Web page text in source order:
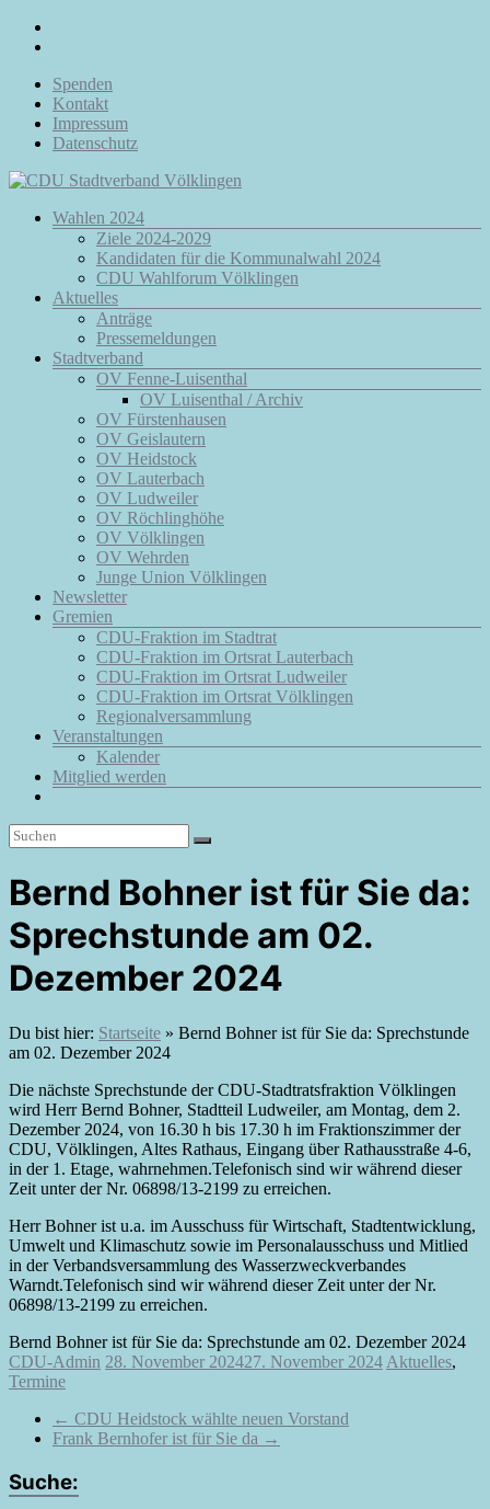
Zum
Inhalt
Spenden
Kontakt
Impressum
Datenschutz
CDU
Stadtverband
Völklingen
Euch.
Menü
Wahlen 2024
Ziele 2024-2029
Kandidaten für die Kommunalwahl 2024
CDU Wahlforum Völklingen
Aktuelles
Anträge
Pressemeldungen
Stadtverband
OV Fenne-Luisenthal
OV Luisenthal / Archiv
OV Fürstenhausen
OV Geislautern
OV Heidstock
OV Lauterbach
OV Ludweiler
OV Röchlinghöhe
OV Völklingen
OV Wehrden
Junge Union Völklingen
Newsletter
Gremien
CDU-Fraktion im Stadtrat
CDU-Fraktion im Ortsrat Lauterbach
CDU-Fraktion im Ortsrat Ludweiler
CDU-Fraktion im Ortsrat Völklingen
Regionalversammlung
Veranstaltungen
Kalender
Mitglied werden
Bernd Bohner ist für Sie da:
Sprechstunde am 02.
Dezember 2024
Du bist hier: Startseite » Bernd Bohner ist für Sie da: Sprechstunde
am 02. Dezember 2024
Die nächste Sprechstunde der CDU-Stadtratsfraktion Völklingen
wird Herr Bernd Bohner, Stadtteil Ludweiler, am Montag, dem 2.
Dezember 2024, von 16.30 h bis 17.30 h im Fraktionszimmer der
CDU, Völklingen, Altes Rathaus, Eingang über Rathausstraße 4-6,
in der 1. Etage, wahrnehmen.Telefonisch sind wir während dieser
Zeit unter der Nr. 06898/13-2199 zu erreichen.
Herr Bohner ist u.a. im Ausschuss für Wirtschaft, Stadtentwicklung,
Umwelt und Klimaschutz sowie im Personalausschuss und Mitlied
in der Verbandsversammlung des Wasserzweckverbandes
Warndt.Telefonisch sind wir während dieser Zeit unter der Nr.
06898/13-2199 zu erreichen.
Bernd Bohner ist für Sie da: Sprechstunde am 02. Dezember 2024
CDU-Admin 28. November 202427. November 2024 Aktuelles,
Termine
← CDU Heidstock wählte neuen Vorstand
Frank Bernhofer ist für Sie da →
Suche: